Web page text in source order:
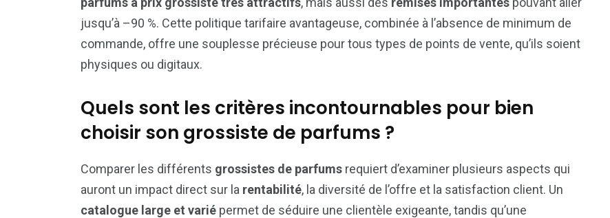
jusqu’à –90 %. Cette politique tarifaire avantageuse, combinée à l’absence de minimum de
commande, offre une souplesse précieuse pour tous types de points de vente, qu’ils soient
physiques ou digitaux.
Quels sont les critères incontournables pour bien
choisir son grossiste de parfums ?
Comparer les différents grossistes de parfums requiert d’examiner plusieurs aspects qui
auront un impact direct sur la rentabilité, la diversité de l’offre et la satisfaction client. Un
catalogue large et varié permet de séduire une clientèle exigeante, tandis qu’une